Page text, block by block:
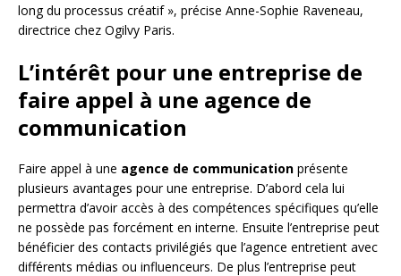
long du processus créatif », précise Anne-Sophie Raveneau,
directrice chez Ogilvy Paris.
L’intérêt pour une entreprise de
faire appel à une agence de
communication
Faire appel à une agence de communication présente
plusieurs avantages pour une entreprise. D’abord cela lui
permettra d’avoir accès à des compétences spécifiques qu’elle
ne possède pas forcément en interne. Ensuite l’entreprise peut
bénéficier des contacts privilégiés que l’agence entretient avec
différents médias ou influenceurs. De plus l’entreprise peut